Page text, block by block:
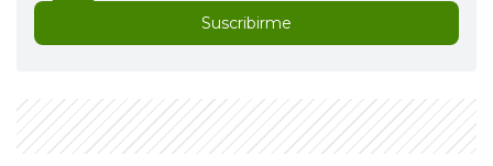
Suscribirme